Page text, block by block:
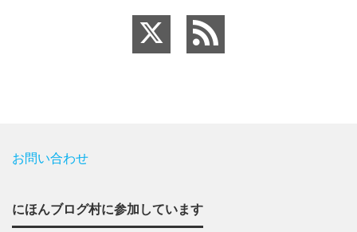
お問い合わせ
にほんブログ村に参加しています